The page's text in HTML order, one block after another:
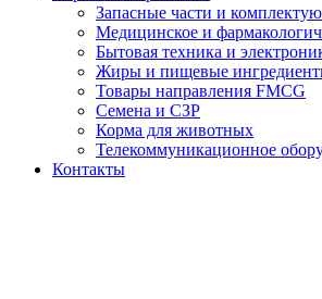
Запасные части и
Медицинское и
Бытовая техника и
Жиры и пищевые
Товары направления FMCG
Семена и СЗР
Корма для животных
Телекоммуникационное
Контакты